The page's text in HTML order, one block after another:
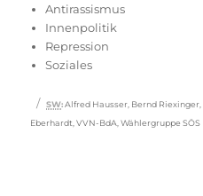
Antirassismus
Innenpolitik
Repression
Soziales
Schlagwörter
SW: Alfred Hausser, Bernd Riexinger,
Eberhardt,VVN-BdA,Wählergruppe SÖS